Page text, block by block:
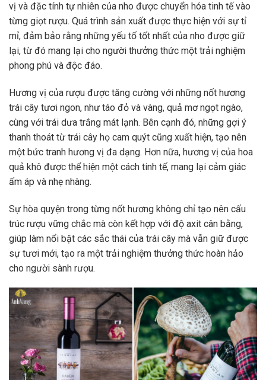
vị và đặc tính tự nhiên của nho được chuyển hóa tinh tế vào
từng giọt rượu. Quá trình sản xuất được thực hiện với sự tỉ
mỉ, đảm bảo rằng những yếu tố tốt nhất của nho được giữ
lại, từ đó mang lại cho người thưởng thức một trải nghiệm
phong phú và độc đáo.
Hương vị của rượu được tăng cường với những nốt hương
trái cây tươi ngon, như táo đỏ và vàng, quả mơ ngọt ngào,
cùng với trái dưa trắng mát lạnh. Bên cạnh đó, những gợi ý
thanh thoát từ trái cây họ cam quýt cũng xuất hiện, tạo nên
một bức tranh hương vị đa dạng. Hơn nữa, hương vị của hoa
quả khô được thể hiện một cách tinh tế, mang lại cảm giác
ấm áp và nhẹ nhàng.
Sự hòa quyện trong từng nốt hương không chỉ tạo nên cấu
trúc rượu vững chắc mà còn kết hợp với độ axit cân bằng,
giúp làm nổi bật các sắc thái của trái cây mà vẫn giữ được
sự tươi mới, tạo ra một trải nghiệm thưởng thức hoàn hảo
cho người sành rượu.